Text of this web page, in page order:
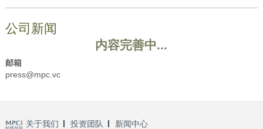
公司新闻
内容完善中...
邮箱
press@mpc.vc
关于我们 投资团队 新闻中心